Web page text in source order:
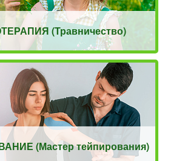
(Травничество)
(Мастер тейпирования)